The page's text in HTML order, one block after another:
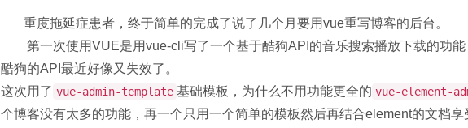
重度拖延症患者，终于简单的完成了说了几个月要用vue重写博客的后台。
第一次使用VUE是用vue-cli写了一个基于酷狗API的音乐搜索播放下载的功能
酷狗的API最近好像又失效了。
这次用了 vue-admin-template 基础模板，为什么不用功能更全的 vue-element-
个博客没有太多的功能，再一个只用一个简单的模板然后再结合element的文档享